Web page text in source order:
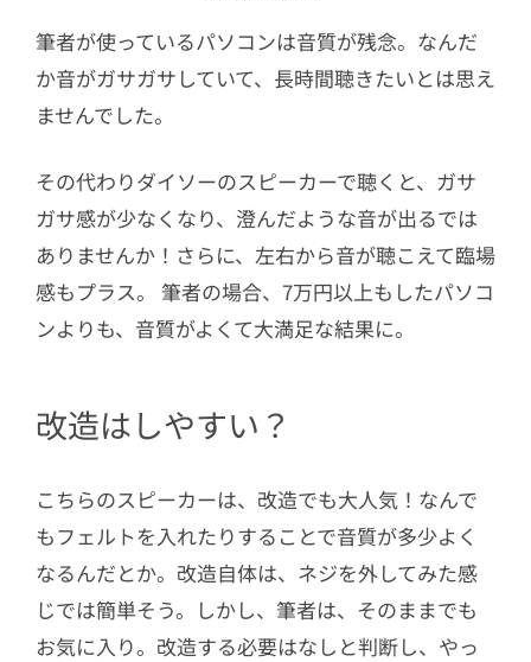
筆者が使っているパソコンは音質が残念。なんだ
か音がガサガサしていて、長時間聴きたいとは思え
ませんでした。
その代わりダイソーのスピーカーで聴くと、ガサ
ガサ感が少なくなり、澄んだような音が出るでは
ありませんか！さらに、左右から音が聴こえて臨場
感もプラス。 筆者の場合、7万円以上もしたパソコ
ンよりも、音質がよくて大満足な結果に。
改造はしやすい？
こちらのスピーカーは、改造でも大人気！なんで
もフェルトを入れたりすることで音質が多少よく
なるんだとか。改造自体は、ネジを外してみた感
じでは簡単そう。しかし、筆者は、そのままでも
お気に入り。改造する必要はなしと判断し、やっ